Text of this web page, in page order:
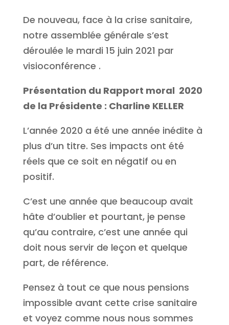
De nouveau, face à la crise sanitaire,
notre assemblée générale s’est
déroulée le mardi 15 juin 2021 par
visioconférence .
Présentation du Rapport moral 2020
de la Présidente : Charline KELLER
L’année 2020 a été une année inédite à
plus d’un titre. Ses impacts ont été
réels que ce soit en négatif ou en
positif.
C’est une année que beaucoup avait
hâte d’oublier et pourtant, je pense
qu’au contraire, c’est une année qui
doit nous servir de leçon et quelque
part, de référence.
Pensez à tout ce que nous pensions
impossible avant cette crise sanitaire
et voyez comme nous nous sommes